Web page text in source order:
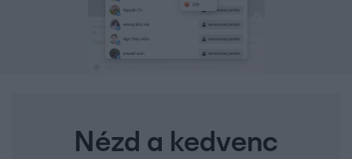
Nézd a kedvenc